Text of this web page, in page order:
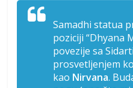
Samadhi statua
poziciji “Dhyana
povezije sa
prosvetljenjem
kao Nirvana.